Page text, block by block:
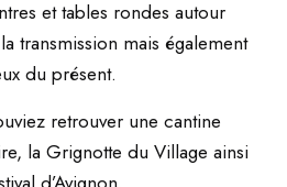
et tables rondes autour
transmission mais également
du présent.
retrouver une cantine
la Grignotte du Village ainsi